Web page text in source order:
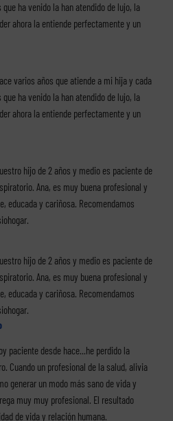
ha venido la han atendido de lujo, la
ahora la entiende perfectamente y un
varios años que atiende a mi hija y cada
ha venido la han atendido de lujo, la
ahora la entiende perfectamente y un
hijo de 2 años y medio es paciente de
Ana, es muy buena profesional y
educada y cariñosa. Recomendamos
hijo de 2 años y medio es paciente de
Ana, es muy buena profesional y
educada y cariñosa. Recomendamos
paciente desde hace...he perdido la
Cuando un profesional de la salud, alivia
generar un modo más sano de vida y
muy muy profesional. El resultado
de vida y relación humana.